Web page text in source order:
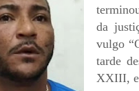
da
vulgo
tarde
XXIII,